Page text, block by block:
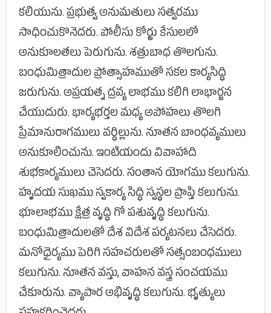
కలియును. ప్రభుత్వ అనుమతులు సత్వరము
సాధించుకొనెదరు. పోలీసు కోర్టు కేసులలో
అనుకూలతలు పెరుగును. శత్రుబాధ తొలగును.
బంధుమిత్రాదుల ప్రోత్సాహముతో సకల కార్యసిద్ధి
జరుగును. అప్రయత్న ద్రవ్య లాభము కలిగి లాభార్జన
చేయుదురు. భార్యభర్తల మధ్య అపోహలు తొలగి
ప్రేమానురాగములు వర్ధిల్లును. నూతన బాంధవ్యములు
అనుకూలించును. ఇంటియందు వివాహాది
శుభకార్యములు చెసెదరు. సంతాన యోగము కలుగును.
హృదయ సుఖము స్వకార్య సిద్ధి స్వస్థల ప్రాప్తి కలుగును.
భూలాభము క్షేత్ర వృద్ధి గో పశువృద్ధి కలుగును.
బంధుమిత్రాదులతో దేశ విదేశ పర్యటనలు చేసెదరు.
మనోధైర్యము పెరిగి సహచరులతో సత్సంబంధములు
కలుగును. నూతన వస్తు, వాహన వస్త్ర సంచయము
చేకూరును. వ్యాపార అభివృద్ధి కలుగును. భృత్యులు